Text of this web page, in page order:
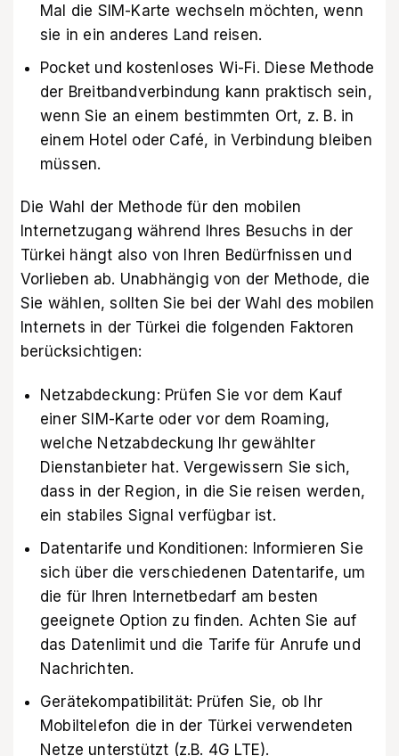
Mal die SIM-Karte wechseln möchten, wenn
sie in ein anderes Land reisen.
Pocket und kostenloses Wi-Fi. Diese Methode
der Breitbandverbindung kann praktisch sein,
wenn Sie an einem bestimmten Ort, z. B. in
einem Hotel oder Café, in Verbindung bleiben
müssen.
Die Wahl der Methode für den mobilen
Internetzugang während Ihres Besuchs in der
Türkei hängt also von Ihren Bedürfnissen und
Vorlieben ab. Unabhängig von der Methode, die
Sie wählen, sollten Sie bei der Wahl des mobilen
Internets in der Türkei die folgenden Faktoren
berücksichtigen:
Netzabdeckung: Prüfen Sie vor dem Kauf
einer SIM-Karte oder vor dem Roaming,
welche Netzabdeckung Ihr gewählter
Dienstanbieter hat. Vergewissern Sie sich,
dass in der Region, in die Sie reisen werden,
ein stabiles Signal verfügbar ist.
Datentarife und Konditionen: Informieren Sie
sich über die verschiedenen Datentarife, um
die für Ihren Internetbedarf am besten
geeignete Option zu finden. Achten Sie auf
das Datenlimit und die Tarife für Anrufe und
Nachrichten.
Gerätekompatibilität: Prüfen Sie, ob Ihr
Mobiltelefon die in der Türkei verwendeten
Netze unterstützt (z.B. 4G LTE).